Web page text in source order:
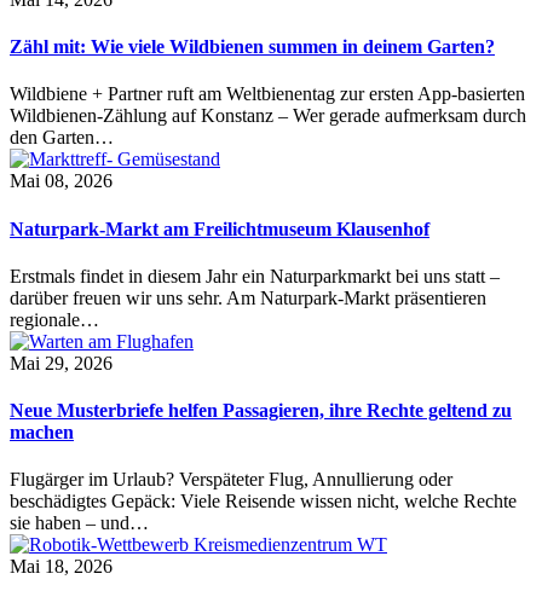
Zähl mit: Wie viele Wildbienen summen in deinem Garten?
Wildbiene + Partner ruft am Weltbienentag zur ersten App-basierten
Wildbienen-Zählung auf Konstanz – Wer gerade aufmerksam durch
den Garten…
Mai 08, 2026
Naturpark-Markt am Freilichtmuseum Klausenhof
Erstmals findet in diesem Jahr ein Naturparkmarkt bei uns statt –
darüber freuen wir uns sehr. Am Naturpark-Markt präsentieren
regionale…
Mai 29, 2026
Neue Musterbriefe helfen Passagieren, ihre Rechte geltend zu
machen
Flugärger im Urlaub? Verspäteter Flug, Annullierung oder
beschädigtes Gepäck: Viele Reisende wissen nicht, welche Rechte
sie haben – und…
Mai 18, 2026